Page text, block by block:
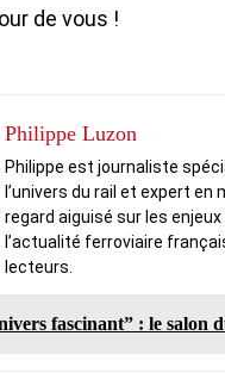
de vous !
Philippe Luzon
Philippe est journaliste
l’univers du rail et expert
regard aiguisé sur les
l’actualité ferroviaire
lecteurs.
fascinant” : le salon